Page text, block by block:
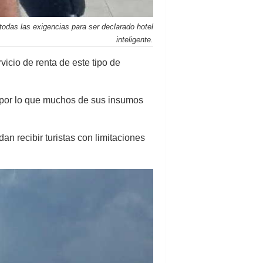
las exigencias para ser declarado hotel
inteligente.
de renta de este tipo de
lo que muchos de sus insumos
recibir turistas con limitaciones